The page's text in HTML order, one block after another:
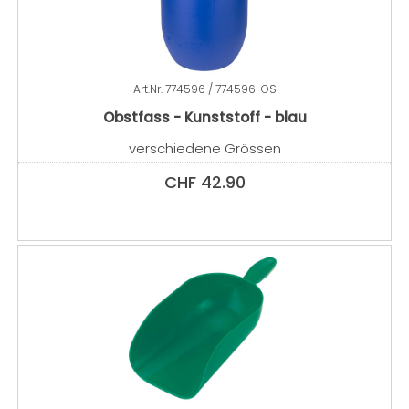
Art.Nr.774596 / 774596-OS
Obstfass - Kunststoff - blau
verschiedene Grössen
CHF 42.90